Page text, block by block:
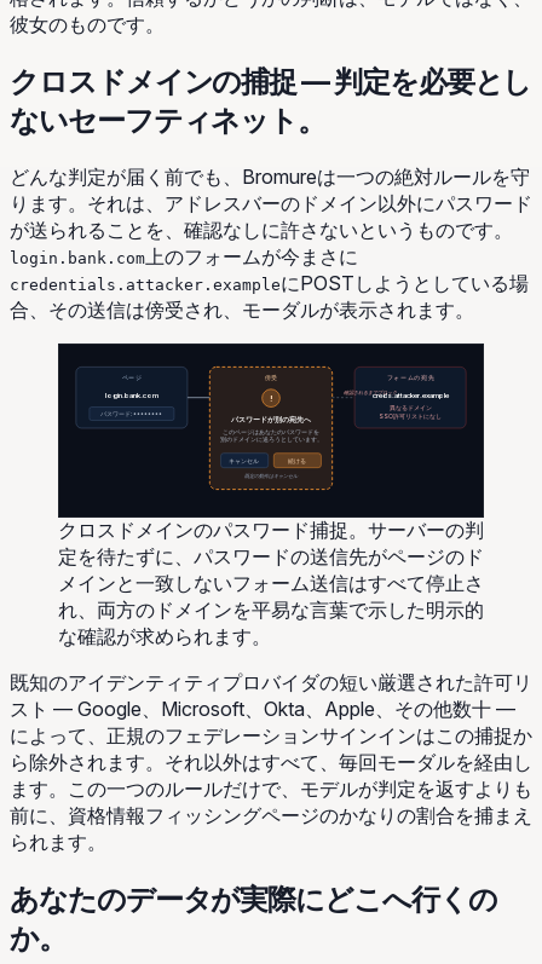
彼女のものです。
クロスドメインの捕捉 — 判定を必要とし
ないセーフティネット。
どんな判定が届く前でも、Bromureは一つの絶対ルールを守
ります。それは、アドレスバーのドメイン以外にパスワード
が送られることを、確認なしに許さないというものです。
login.bank.com 上のフォームが今まさに
credentials.attacker.exampleにPOSTしようとしている場
合、その送信は傍受され、モーダルが表示されます。
ページ
login.bank.com
パスワード: ••••••••
傍受
!
パスワードが別の宛先へ
このページはあなたのパスワードを
別のドメインに送ろうとしています。
キャンセル 続ける
既定の動作はキャンセル
フォームの宛先
creds.attacker.example
異なるドメイン
SSO許可リストになし
確認されるまでブロック
クロスドメインのパスワード捕捉。サーバーの判
定を待たずに、パスワードの送信先がページのド
メインと一致しないフォーム送信はすべて停止さ
れ、両方のドメインを平易な言葉で示した明示的
な確認が求められます。
既知のアイデンティティプロバイダの短い厳選された許可リ
スト — Google、Microsoft、Okta、Apple、その他数十 —
によって、正規のフェデレーションサインインはこの捕捉か
ら除外されます。それ以外はすべて、毎回モーダルを経由し
ます。この一つのルールだけで、モデルが判定を返すよりも
前に、資格情報フィッシングページのかなりの割合を捕まえ
られます。
あなたのデータが実際にどこへ行くの
か。